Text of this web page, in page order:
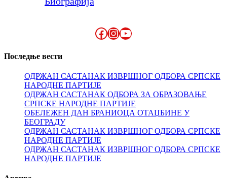
Facebook
Instagram
YouTube
Последње вести
ОДРЖАН САСТАНАК ИЗВРШНОГ ОДБОРА СРПСКЕ
НАРОДНЕ ПАРТИЈЕ
ОДРЖАН САСТАНАК ОДБОРА ЗА ОБРАЗОВАЊЕ
СРПСКЕ НАРОДНЕ ПАРТИЈЕ
ОБЕЛЕЖЕН ДАН БРАНИОЦА ОТАЏБИНЕ У
БЕОГРАДУ
ОДРЖАН САСТАНАК ИЗВРШНОГ ОДБОРА СРПСКЕ
НАРОДНЕ ПАРТИЈЕ
ОДРЖАН САСТАНАК ИЗВРШНОГ ОДБОРА СРПСКЕ
НАРОДНЕ ПАРТИЈЕ